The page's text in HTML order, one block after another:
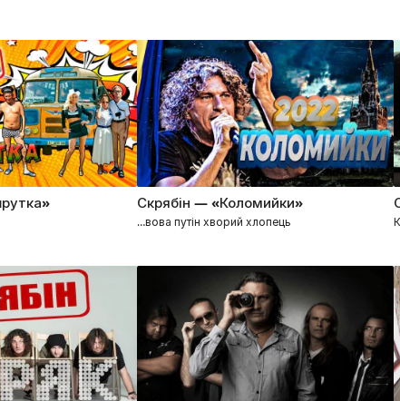
Скрябін — «Коломийки»
…вова путін хворий хлопець